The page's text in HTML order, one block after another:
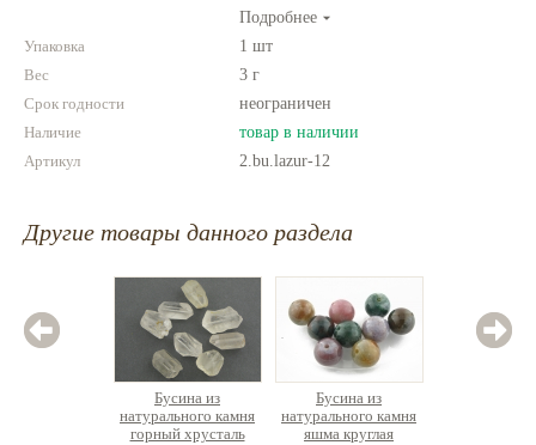
Комбинируйте различные цвета и
размеры. Фантазируйте!
Подробнее
Упаковка
1 шт
Вес
3 г
Срок годности
неограничен
Наличие
товар в наличии
Артикул
2.bu.lazur-12
Другие товары данного раздела
Бусина из
натурального камня
горный хрусталь
Бусина из
натурального камня
яшма круглая